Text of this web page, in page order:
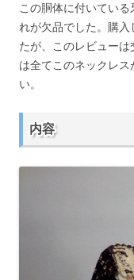
この胴体に付いてい
れが欠品でした。購入
たが、このレビュー
は全てこのネックレ
い。
内容